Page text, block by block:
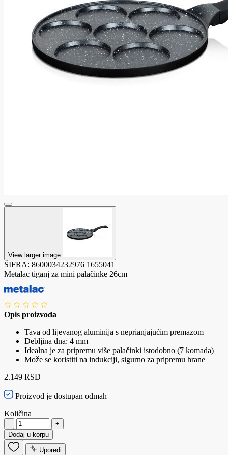
View larger image
ŠIFRA: 8600034232976 1655041
Metalac tiganj za mini palačinke 26cm
Opis proizvoda
Tava od lijevanog aluminija s neprianjajućim premazom
Debljina dna: 4 mm
Idealna je za pripremu više palačinki istodobno (7 komada)
Može se koristiti na indukciji, sigurno za pripremu hrane
2.149 RSD
Proizvod je dostupan odmah
Količina
-
+
Dodaj u korpu
Uporedi